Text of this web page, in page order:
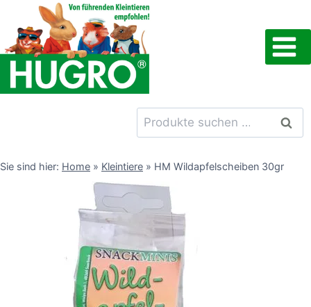
Inhalt
springen
Suchen
nach:
Sie sind hier: Home » Kleintiere » HM Wildapfelscheiben 30gr